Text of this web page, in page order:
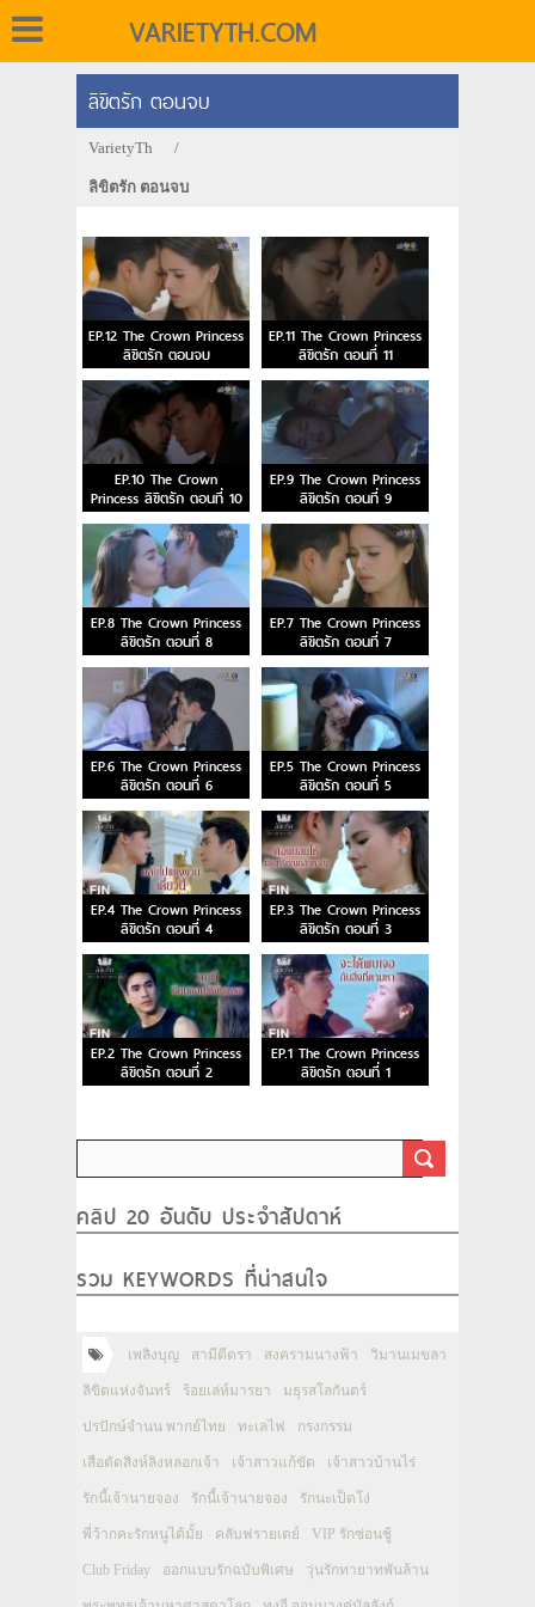
VARIETYTH.COM
ลิขิตรัก ตอนจบ
VarietyTh /
ลิขิตรัก ตอนจบ
EP.12 The Crown Princess
ลิขิตรัก ตอนจบ
EP.11 The Crown Princess
ลิขิตรัก ตอนที่ 11
EP.10 The Crown
Princess ลิขิตรัก ตอนที่ 10
EP.9 The Crown Princess
ลิขิตรัก ตอนที่ 9
EP.8 The Crown Princess
ลิขิตรัก ตอนที่ 8
EP.7 The Crown Princess
ลิขิตรัก ตอนที่ 7
EP.6 The Crown Princess
ลิขิตรัก ตอนที่ 6
EP.5 The Crown Princess
ลิขิตรัก ตอนที่ 5
EP.4 The Crown Princess
ลิขิตรัก ตอนที่ 4
EP.3 The Crown Princess
ลิขิตรัก ตอนที่ 3
EP.2 The Crown Princess
ลิขิตรัก ตอนที่ 2
EP.1 The Crown Princess
ลิขิตรัก ตอนที่ 1
คลิป 20 อันดับ ประจำสัปดาห์
รวม KEYWORDS ที่น่าสนใจ
เพลิงบุญ สามีตีตรา สงครามนางฟ้า วิมานเมขลา
ลิขิตแห่งจันทร์ ร้อยเล่ห์มารยา มธุรสโลกันตร์
ปรปักษ์จำนน พากย์ไทย ทะเลไฟ กรงกรรม
เสือตัดสิงห์ลิงหลอกเจ้า เจ้าสาวแก้ขัด เจ้าสาวบ้านไร่
รักนี้เจ้านายจอง รักนี้เจ้านายจอง รักนะเป็ดโง่
พี่ว้ากคะรักหนูได้มั้ย คลับฟรายเดย์ VIP รักซ่อนชู้
Club Friday ออกแบบรักฉบับพิเศษ วุ่นรักทายาทพันล้าน